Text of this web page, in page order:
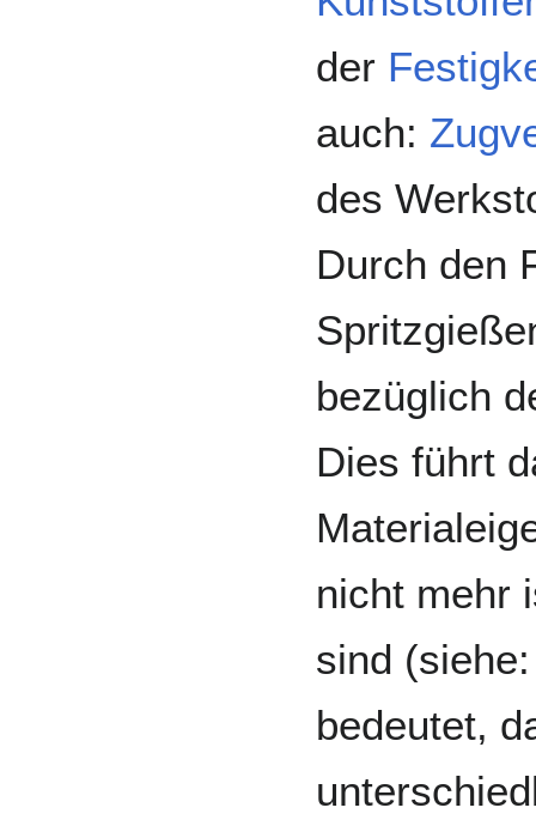
der
auch:
des
Durch den
bezüglich
Dies führt
nicht mehr
sind
bedeutet,